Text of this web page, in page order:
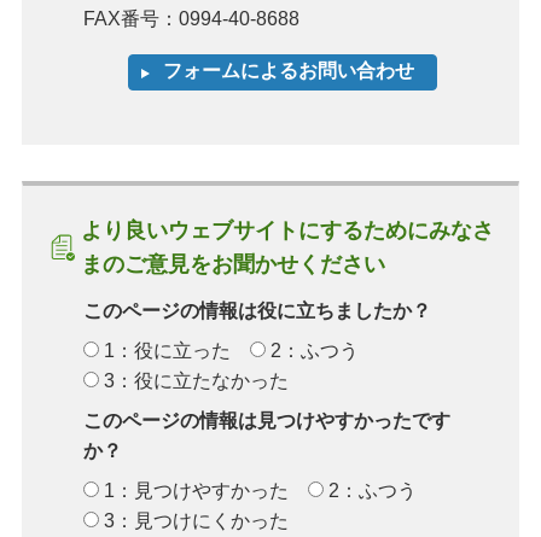
FAX番号：0994-40-8688
より良いウェブサイトにするためにみなさ
まのご意見をお聞かせください
このページの情報は役に立ちましたか？
1：役に立った
2：ふつう
3：役に立たなかった
このページの情報は見つけやすかったです
か？
1：見つけやすかった
2：ふつう
3：見つけにくかった